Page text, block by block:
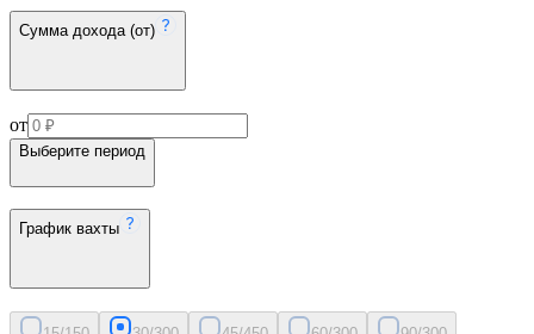
Сумма дохода (от)
от
Выберите период
График вахты